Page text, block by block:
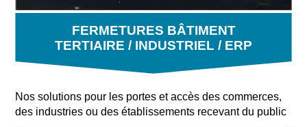
FERMETURES BÂTIMENT
TERTIAIRE / INDUSTRIEL / ERP
Nos solutions pour les portes et accès des commerces,
des industries ou des établissements recevant du public